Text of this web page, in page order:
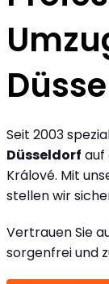
Seit 2003
Düsseldorf auf
Králové. Mit
stellen wir
Vertrauen Sie
sorgenfrei und